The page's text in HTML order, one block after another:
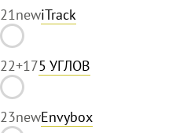
21newiTrack
22+175 УГЛОВ
23newEnvybox